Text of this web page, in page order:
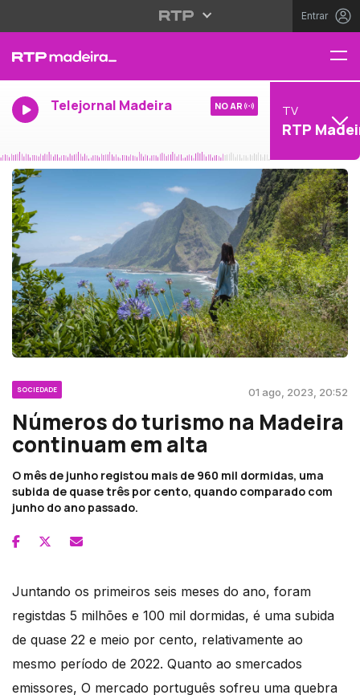
Entrar
Telejornal Madeira NO AR TV
RTP
SOCIEDADE 01 ago, 2023, 20:52
Números do turismo na Madeira
continuam em alta
O mês de junho registou mais de 960 mil dormidas, uma
subida de quase três por cento, quando comparado com
junho do ano passado.
Juntando os primeiros seis meses do ano, foram
registdas 5 milhões e 100 mil dormidas, é uma subida
de quase 22 e meio por cento, relativamente ao
mesmo período de 2022. Quanto ao smercados
emissores, O mercado português sofreu uma quebra